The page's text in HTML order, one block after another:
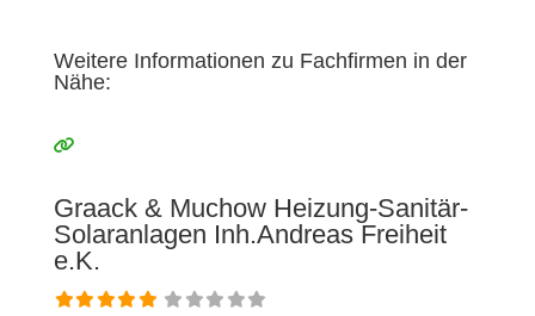
Weitere Informationen zu Fachfirmen in der
Nähe:
Graack & Muchow Heizung-Sanitär-
Solaranlagen Inh.Andreas Freiheit
e.K.